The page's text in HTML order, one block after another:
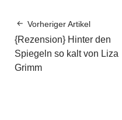
Vorheriger Artikel
{Rezension} Hinter den
Spiegeln so kalt von Liza
Grimm